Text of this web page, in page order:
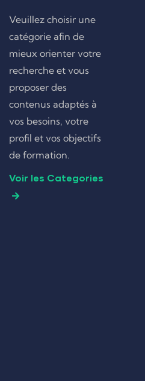
Veuillez choisir une
catégorie afin de
mieux orienter votre
recherche et vous
proposer des
contenus adaptés à
vos besoins, votre
profil et vos objectifs
de formation.
Voir les Categories